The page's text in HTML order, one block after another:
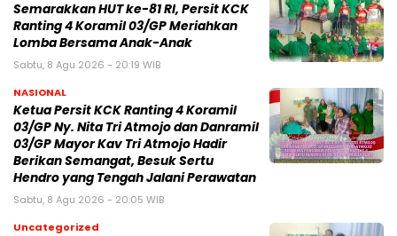
Semarakkan HUT ke-81 RI, Persit KCK
Ranting 4 Koramil 03/GP Meriahkan
Lomba Bersama Anak-Anak
Sabtu, 8 Agu 2026 - 20:19 WIB
NASIONAL
Ketua Persit KCK Ranting 4 Koramil
03/GP Ny. Nita Tri Atmojo dan Danramil
03/GP Mayor Kav Tri Atmojo Hadir
Berikan Semangat, Besuk Sertu
Hendro yang Tengah Jalani Perawatan
Sabtu, 8 Agu 2026 - 20:05 WIB
Uncategorized